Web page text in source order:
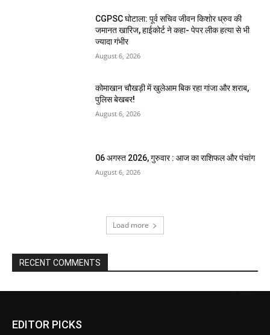
CGPSC घोटाला: पूर्व सचिव जीवन किशोर ध्रुव की
जमानत खारिज, हाईकोर्ट ने कहा- पेपर लीक हत्या से भी
ज्यादा गंभीर
August 6, 2026
कोमाखान चौखड़ी में खुलेआम बिक रहा गांजा और शराब,
पुलिस बेखबर!
August 6, 2026
06 अगस्त 2026, गुरुवार : आज का राशिफल और पंचांग
August 6, 2026
Load more
RECENT COMMENTS
EDITOR PICKS